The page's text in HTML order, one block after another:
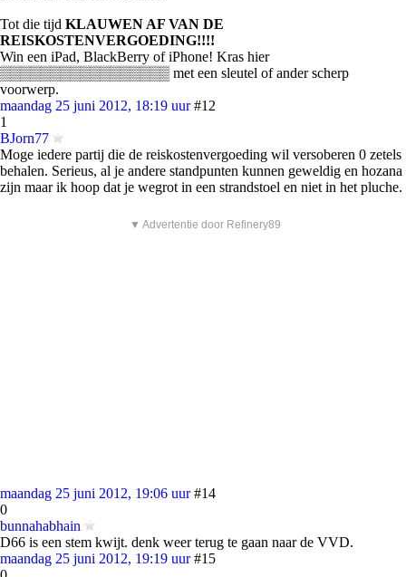
Tot die tijd KLAUWEN AF VAN DE
REISKOSTENVERGOEDING!!!!
Win een iPad, BlackBerry of iPhone! Kras hier
▒▒▒▒▒▒▒▒▒▒▒▒▒▒▒▒▒ met een sleutel of ander scherp
voorwerp.
maandag 25 juni 2012, 18:19 uur #12
1
BJorn77
Moge iedere partij die de reiskostenvergoeding wil versoberen 0 zetels
behalen. Serieus, al je andere standpunten kunnen geweldig en hozana
zijn maar ik hoop dat je wegrot in een strandstoel en niet in het pluche.
▼ Advertentie door Refinery89
maandag 25 juni 2012, 19:06 uur #14
0
bunnahabhain
D66 is een stem kwijt. denk weer terug te gaan naar de VVD.
maandag 25 juni 2012, 19:19 uur #15